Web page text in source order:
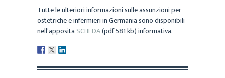
Tutte le ulteriori informazioni sulle assunzioni per
ostetriche e infermieri in Germania sono disponibili
nell’apposita SCHEDA(pdf 581 kb) informativa.